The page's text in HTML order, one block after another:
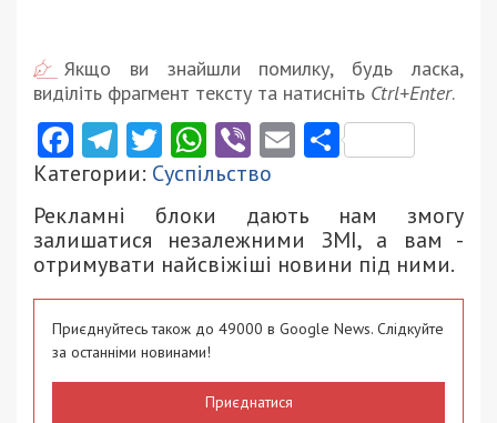
Якщо ви знайшли помилку, будь ласка,
виділіть фрагмент тексту та натисніть Ctrl+Enter.
Facebook
Telegram
Twitter
WhatsApp
ViberEmail
Категории: Суспільство
Рекламні блоки дають нам змогу
залишатися незалежними ЗМІ, а вам -
отримувати найсвіжіші новини під ними.
Приєднуйтесь також до 49000 в Google News. Слідкуйте
за останніми новинами!
Приєднатися